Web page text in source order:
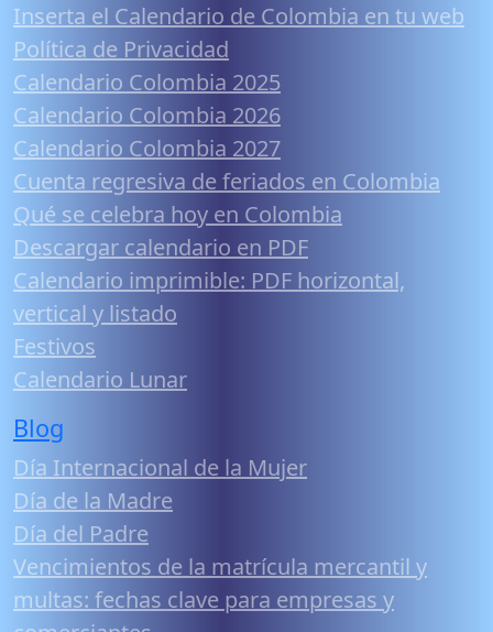
Inserta el Calendario de Colombia en tu web
Política de Privacidad
Calendario Colombia 2025
Calendario Colombia 2026
Calendario Colombia 2027
Cuenta regresiva de feriados en Colombia
Qué se celebra hoy en Colombia
Descargar calendario en PDF
Calendario imprimible: PDF horizontal,
vertical y listado
Festivos
Calendario Lunar
Blog
Día Internacional de la Mujer
Día de la Madre
Día del Padre
Vencimientos de la matrícula mercantil y
multas: fechas clave para empresas y